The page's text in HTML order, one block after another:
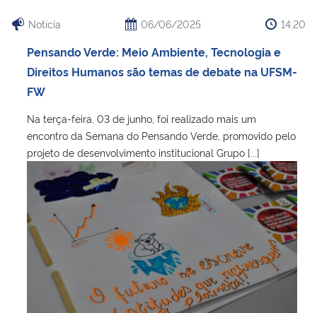
Notícia 06/06/2025 14:20
Pensando Verde: Meio Ambiente, Tecnologia e
Direitos Humanos são temas de debate na UFSM-
FW
Na terça-feira, 03 de junho, foi realizado mais um
encontro da Semana do Pensando Verde, promovido pelo
projeto de desenvolvimento institucional Grupo [...]